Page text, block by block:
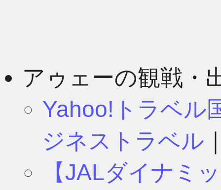
8月
7月
6月
11月
10月
9月
アゥェーの観戦・
Yahoo!トラベル
ジネストラベル
【JALダイナミ